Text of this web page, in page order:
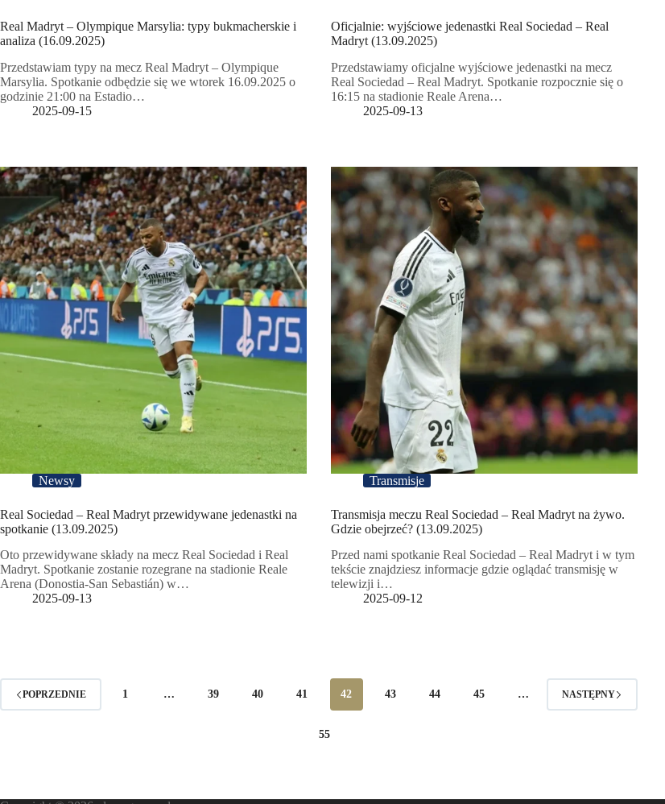
Real Madryt – Olympique Marsylia: typy bukmacherskie i
analiza (16.09.2025)
Przedstawiam typy na mecz Real Madryt – Olympique
Marsylia. Spotkanie odbędzie się we wtorek 16.09.2025 o
godzinie 21:00 na Estadio…
2025-09-15
Oficjalnie: wyjściowe jedenastki Real Sociedad – Real
Madryt (13.09.2025)
Przedstawiamy oficjalne wyjściowe jedenastki na mecz
Real Sociedad – Real Madryt. Spotkanie rozpocznie się o
16:15 na stadionie Reale Arena…
2025-09-13
Newsy
Real Sociedad – Real Madryt przewidywane jedenastki na
spotkanie (13.09.2025)
Oto przewidywane składy na mecz Real Sociedad i Real
Madryt. Spotkanie zostanie rozegrane na stadionie Reale
Arena (Donostia-San Sebastián) w…
2025-09-13
Transmisje
Transmisja meczu Real Sociedad – Real Madryt na żywo.
Gdzie obejrzeć? (13.09.2025)
Przed nami spotkanie Real Sociedad – Real Madryt i w tym
tekście znajdziesz informacje gdzie oglądać transmisję w
telewizji i…
2025-09-12
POPRZEDNIE 1 … 39 40 41 42 43 44 45 …
55
NASTĘPNY